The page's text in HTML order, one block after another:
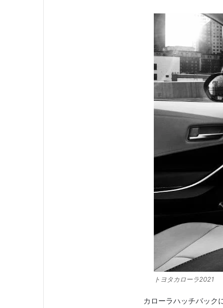
トヨタカローラ2021
カローラハッチバック